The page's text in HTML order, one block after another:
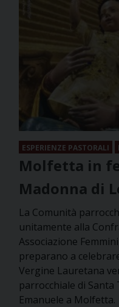
ESPERIENZE PASTORALI
Molfetta in
Madonna di
La Comunità
unitamente alla
Associazione
preparano a
Vergine Lauretana
parrocchiale di
Emanuele a Molfetta.